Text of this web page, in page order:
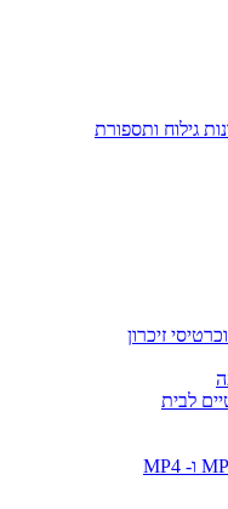
גילוח ותספורת
לבית